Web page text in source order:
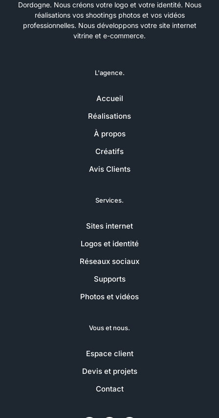
Dordogne. Nous créons votre logo et votre identité. Nous
réalisations vos shootings photos et vos vidéos
professionnelles. Nous développons votre site internet
vitrine et e-commerce.
L'agence.
Accueil
Réalisations
À propos
Créatifs
Avis Clients
Services.
Sites internet
Logos et identité
Réseaux sociaux
Supports
Photos et vidéos
Vous et nous.
Espace client
Devis et projets
Contact